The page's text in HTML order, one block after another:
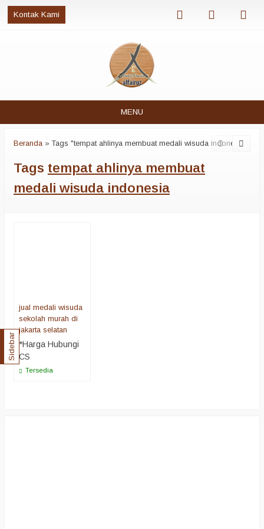
Kontak Kami
MENU
Beranda »Tags "tempat ahlinya membuat medali wisuda indonesia"
Tags tempat ahlinya membuat
medali wisuda indonesia
jual medali wisuda
sekolah murah di
jakarta selatan
*Harga Hubungi
CS
Tersedia
Sidebar